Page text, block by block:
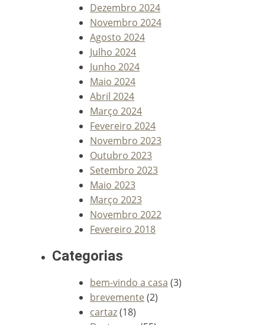
Dezembro 2024
Novembro 2024
Agosto 2024
Julho 2024
Junho 2024
Maio 2024
Abril 2024
Março 2024
Fevereiro 2024
Novembro 2023
Outubro 2023
Setembro 2023
Maio 2023
Março 2023
Novembro 2022
Fevereiro 2018
Categorias
bem-vindo a casa (3)
brevemente (2)
cartaz(18)